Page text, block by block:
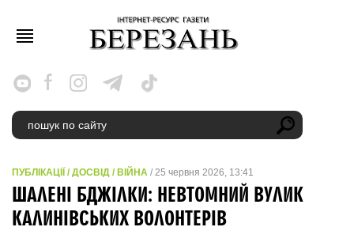
ПУБЛІКАЦІЇ /ДОСВІД / ВІЙНА / 25 червня 2026, 13:41
ШАЛЕНІ БДЖІЛКИ: НЕВТОМНИЙ ВУЛИК
КАЛИНІВСЬКИХ ВОЛОНТЕРІВ